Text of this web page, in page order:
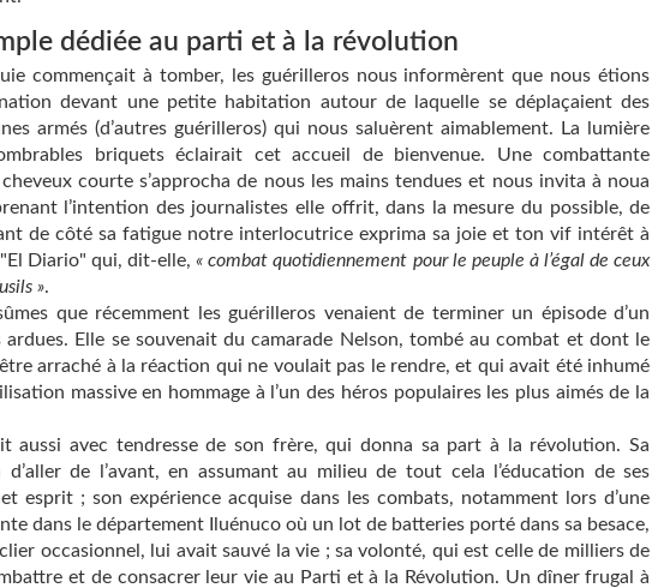
dédiée au parti et à la révolution
commençait à tomber, les guérilleros nous informèrent que nous étions
devant une petite habitation autour de laquelle se déplaçaient des
armés (d’autres guérilleros) qui nous saluèrent aimablement. La lumière
briquets éclairait cet accueil de bienvenue. Une combattante
courte s’approcha de nous les mains tendues et nous invita à noua
l’intention des journalistes elle offrit, dans la mesure du possible, de
de côté sa fatigue notre interlocutrice exprima sa joie et ton vif intérêt à
Diario" qui, dit-elle,« combat quotidiennement pour le peuple à l’égal de ceux
».
que récemment les guérilleros venaient de terminer un épisode d’un
ardues. Elle se souvenait du camarade Nelson, tombé au combat et dont le
arraché à la réaction qui ne voulait pas le rendre, et qui avait été inhumé
massive en hommage à l’un des héros populaires les plus aimés de la
aussi avec tendresse de son frère, qui donna sa part à la révolution. Sa
d’aller de l’avant, en assumant au milieu de tout cela l’éducation de ses
esprit ; son expérience acquise dans les combats, notamment lors d’une
dans le département Iluénuco où un lot de batteries porté dans sa besace,
occasionnel, lui avait sauvé la vie ; sa volonté, qui est celle de milliers de
et de consacrer leur vie au Parti et à la Révolution. Un dîner frugal à